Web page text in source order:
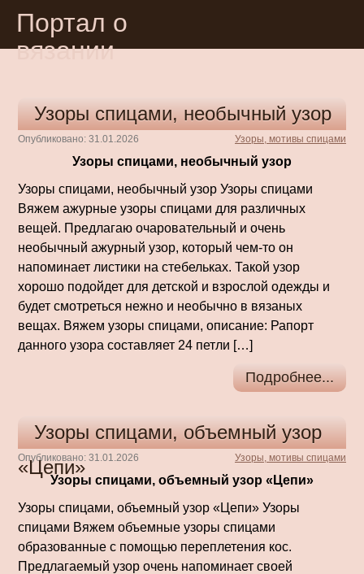
Портал о
вязании
Узоры спицами, необычный узор
Опубликовано: 31.01.2026 Узоры, мотивы спицами
Узоры спицами, необычный узор
Узоры спицами, необычный узор Узоры спицами
Вяжем ажурные узоры спицами для различных
вещей. Предлагаю очаровательный и очень
необычный ажурный узор, который чем-то он
напоминает листики на стебельках. Такой узор
хорошо подойдет для детской и взрослой одежды и
будет смотреться нежно и необычно в вязаных
вещах. Вяжем узоры спицами, описание: Рапорт
данного узора составляет 24 петли […]
Подробнее...
Узоры спицами, объемный узор
«Цепи»
Опубликовано: 31.01.2026 Узоры, мотивы спицами
Узоры спицами, объемный узор «Цепи»
Узоры спицами, объемный узор «Цепи» Узоры
спицами Вяжем объемные узоры спицами
образованные с помощью переплетения кос.
Предлагаемый узор очень напоминает своей